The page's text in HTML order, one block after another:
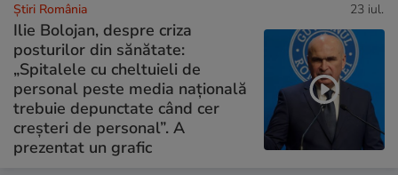
Știri România 23 iul.
Ilie Bolojan, despre criza
posturilor din sănătate:
„Spitalele cu cheltuieli de
personal peste media națională
trebuie depunctate când cer
creșteri de personal”. A
prezentat un grafic